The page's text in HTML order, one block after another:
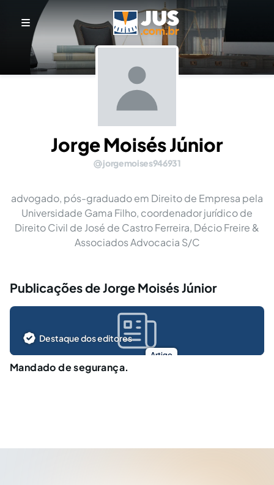
Jorge Moisés Júnior
jorgemoises946931
advogado, pós-graduado em Direito de Empresa pela
Universidade Gama Filho, coordenador jurídico de
Direito Civil de José de Castro Ferreira, Décio Freire &
Associados Advocacia S/C
Publicações de Jorge Moisés Júnior
Artigo
Destaque dos editores
Mandado de segurança.